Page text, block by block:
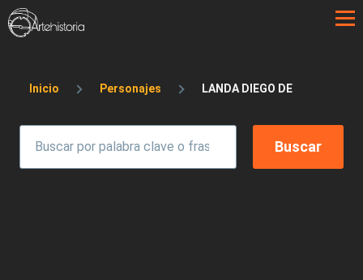
Pasar al contenido principal
Sobrescribir enlaces de ayuda a la
Inicio Personajes LANDA DIEGO DE